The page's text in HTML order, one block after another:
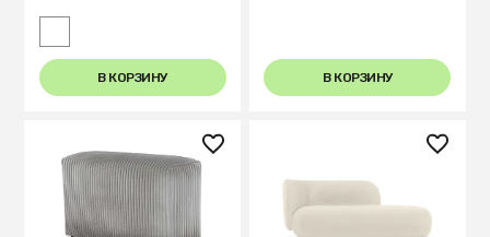
В КОРЗИНУ В КОРЗИНУ